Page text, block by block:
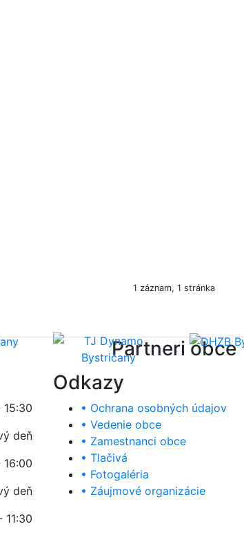
1 záznam, 1 stránka
Partneri obce
15:30
deň
16:00
deň
11:30
Odkazy
• Ochrana osobných údajov
• Vedenie obce
• Zamestnanci obce
• Tlačivá
• Fotogaléria
• Záujmové organizácie